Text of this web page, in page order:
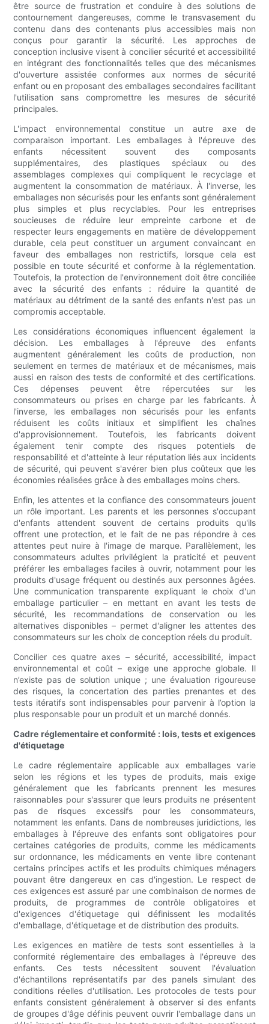
être source de frustration et conduire à des solutions de
contournement dangereuses, comme le transvasement du
contenu dans des contenants plus accessibles mais non
conçus pour garantir la sécurité. Les approches de
conception inclusive visent à concilier sécurité et accessibilité
en intégrant des fonctionnalités telles que des mécanismes
d'ouverture assistée conformes aux normes de sécurité
enfant ou en proposant des emballages secondaires facilitant
l'utilisation sans compromettre les mesures de sécurité
principales.
L'impact environnemental constitue un autre axe de
comparaison important. Les emballages à l'épreuve des
enfants nécessitent souvent des composants
supplémentaires, des plastiques spéciaux ou des
assemblages complexes qui compliquent le recyclage et
augmentent la consommation de matériaux. À l'inverse, les
emballages non sécurisés pour les enfants sont généralement
plus simples et plus recyclables. Pour les entreprises
soucieuses de réduire leur empreinte carbone et de
respecter leurs engagements en matière de développement
durable, cela peut constituer un argument convaincant en
faveur des emballages non restrictifs, lorsque cela est
possible en toute sécurité et conforme à la réglementation.
Toutefois, la protection de l'environnement doit être conciliée
avec la sécurité des enfants : réduire la quantité de
matériaux au détriment de la santé des enfants n'est pas un
compromis acceptable.
Les considérations économiques influencent également la
décision. Les emballages à l'épreuve des enfants
augmentent généralement les coûts de production, non
seulement en termes de matériaux et de mécanismes, mais
aussi en raison des tests de conformité et des certifications.
Ces dépenses peuvent être répercutées sur les
consommateurs ou prises en charge par les fabricants. À
l'inverse, les emballages non sécurisés pour les enfants
réduisent les coûts initiaux et simplifient les chaînes
d'approvisionnement. Toutefois, les fabricants doivent
également tenir compte des risques potentiels de
responsabilité et d'atteinte à leur réputation liés aux incidents
de sécurité, qui peuvent s'avérer bien plus coûteux que les
économies réalisées grâce à des emballages moins chers.
Enfin, les attentes et la confiance des consommateurs jouent
un rôle important. Les parents et les personnes s'occupant
d'enfants attendent souvent de certains produits qu'ils
offrent une protection, et le fait de ne pas répondre à ces
attentes peut nuire à l'image de marque. Parallèlement, les
consommateurs adultes privilégient la praticité et peuvent
préférer les emballages faciles à ouvrir, notamment pour les
produits d'usage fréquent ou destinés aux personnes âgées.
Une communication transparente expliquant le choix d'un
emballage particulier – en mettant en avant les tests de
sécurité, les recommandations de conservation ou les
alternatives disponibles – permet d'aligner les attentes des
consommateurs sur les choix de conception réels du produit.
Concilier ces quatre axes – sécurité, accessibilité, impact
environnemental et coût – exige une approche globale. Il
n’existe pas de solution unique ; une évaluation rigoureuse
des risques, la concertation des parties prenantes et des
tests itératifs sont indispensables pour parvenir à l’option la
plus responsable pour un produit et un marché donnés.
Cadre réglementaire et conformité : lois, tests et exigences
d'étiquetage
Le cadre réglementaire applicable aux emballages varie
selon les régions et les types de produits, mais exige
généralement que les fabricants prennent les mesures
raisonnables pour s'assurer que leurs produits ne présentent
pas de risques excessifs pour les consommateurs,
notamment les enfants. Dans de nombreuses juridictions, les
emballages à l'épreuve des enfants sont obligatoires pour
certaines catégories de produits, comme les médicaments
sur ordonnance, les médicaments en vente libre contenant
certains principes actifs et les produits chimiques ménagers
pouvant être dangereux en cas d'ingestion. Le respect de
ces exigences est assuré par une combinaison de normes de
produits, de programmes de contrôle obligatoires et
d'exigences d'étiquetage qui définissent les modalités
d'emballage, d'étiquetage et de distribution des produits.
Les exigences en matière de tests sont essentielles à la
conformité réglementaire des emballages à l'épreuve des
enfants. Ces tests nécessitent souvent l'évaluation
d'échantillons représentatifs par des panels simulant des
conditions réelles d'utilisation. Les protocoles de tests pour
enfants consistent généralement à observer si des enfants
de groupes d'âge définis peuvent ouvrir l'emballage dans un